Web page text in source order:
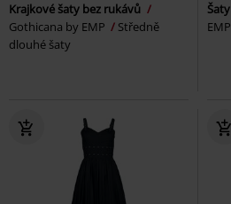
Krajkové šaty bez rukávů
Gothicana by EMP
Středně
dlouhé šaty
EMP